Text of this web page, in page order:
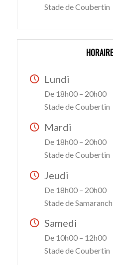
Stade de Coubertin
Lundi
De 18h00 – 20h00
Stade de Coubertin
Mardi
De 18h00 – 20h00
Stade de Coubertin
Jeudi
De 18h00 – 20h00
Stade de
Samedi
De 10h00 – 12h00
Stade de Coubertin